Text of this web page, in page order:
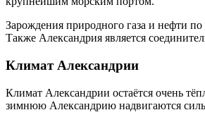
Зарождения природного газа и нефти
Также Александрия является
Климат Александрии
Климат Александрии остаётся очень
зимнюю Александрию надвигаются